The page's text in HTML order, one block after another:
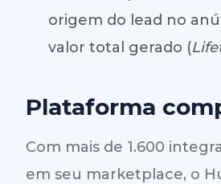
origem do lead no
valor total gerado (
Plataforma
Com mais de 1.600
em seu marketplace, o